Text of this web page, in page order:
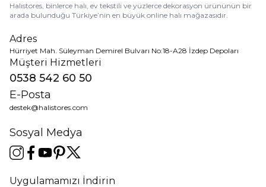
Halıstores, binlerce halı, ev tekstili ve yüzlerce dekorasyon ürününün bir
arada bulunduğu Türkiye’nin en büyük online halı mağazasıdır.
Adres
Hürriyet Mah. Süleyman Demirel Bulvarı No:18-A28 İzdep Depoları
Müşteri Hizmetleri
0538 542 60 50
E-Posta
destek@halistores.com
Sosyal Medya
Uygulamamızı İndirin